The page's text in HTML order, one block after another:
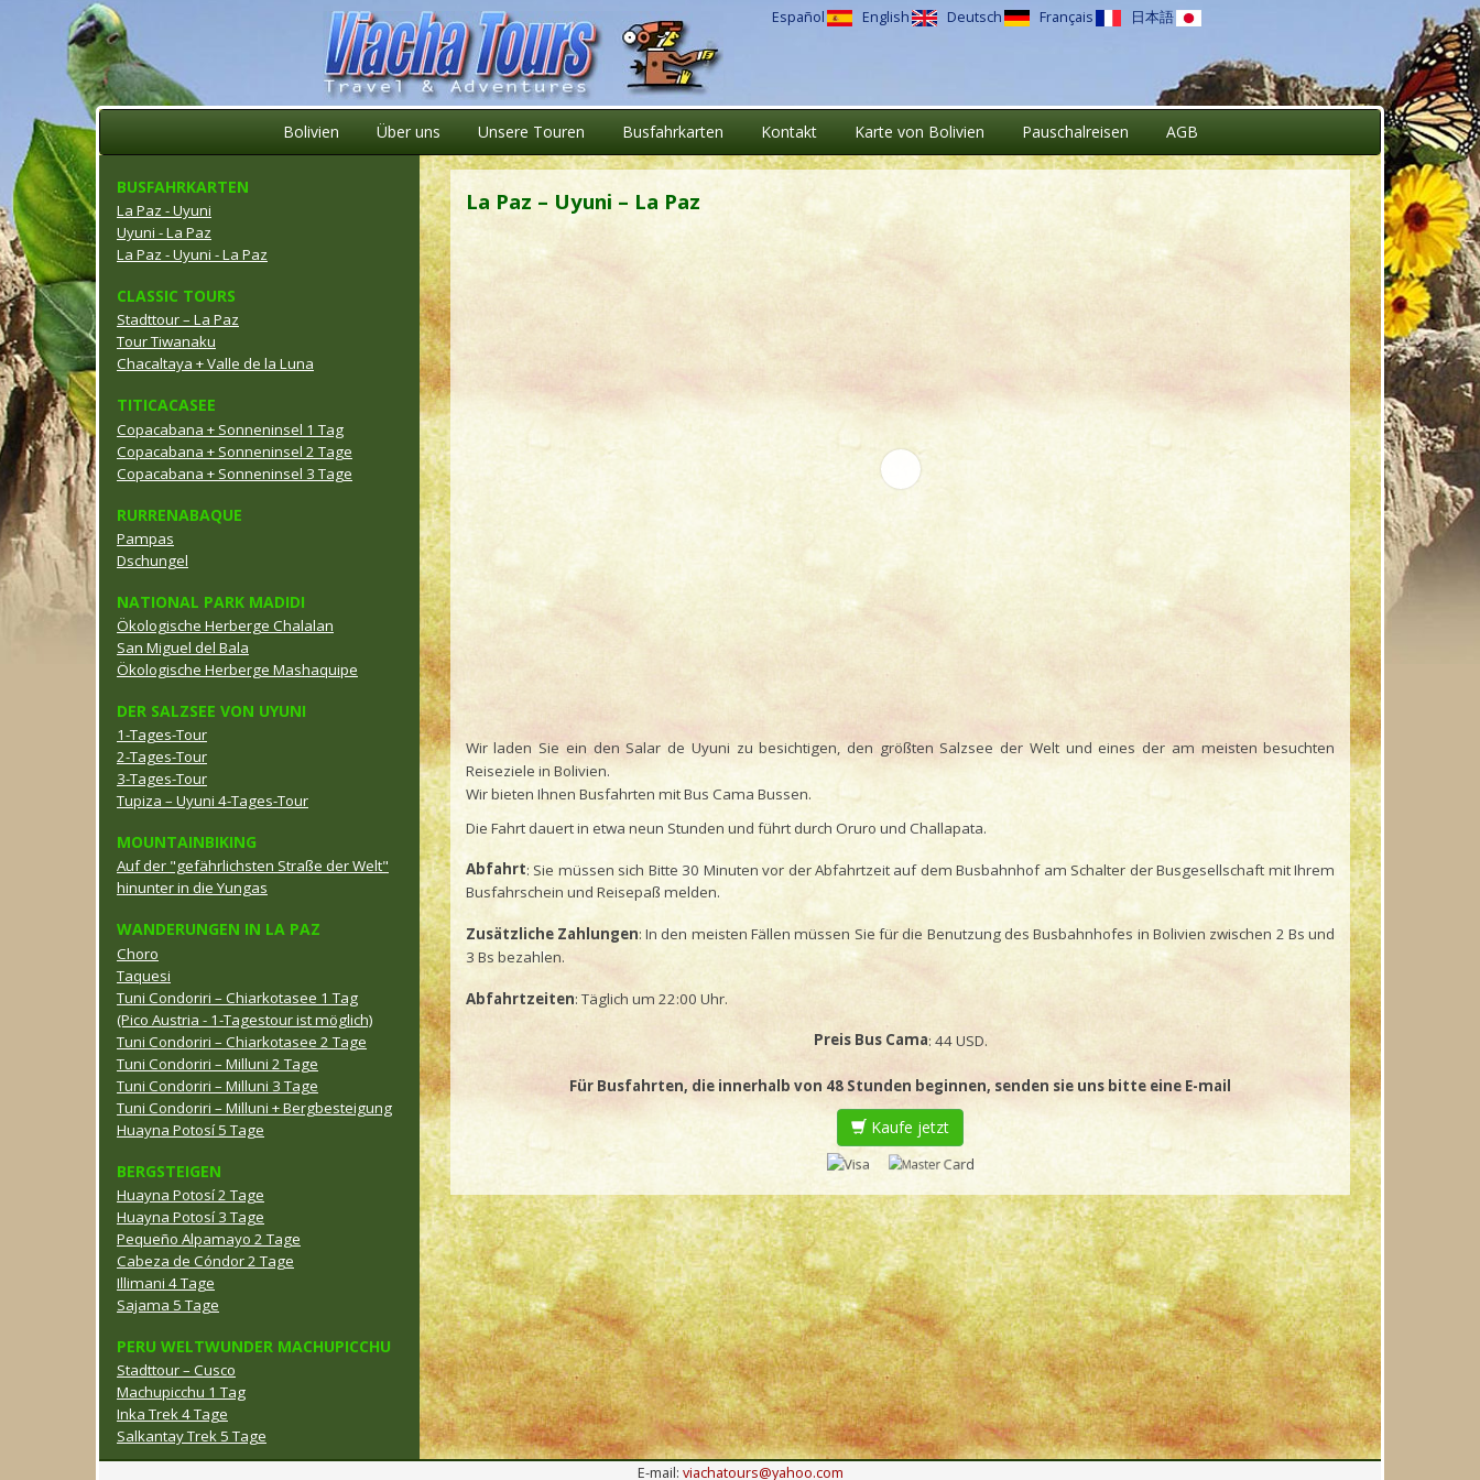
Español English Deutsch Français 日本語
Bolivien Über uns Unsere Touren Busfahrkarten Kontakt Karte von Bolivien Pauschalreisen AGB
BUSFAHRKARTEN
La Paz - Uyuni
Uyuni - La Paz
La Paz - Uyuni - La Paz
CLASSIC TOURS
Stadttour – La Paz
Tour Tiwanaku
Chacaltaya + Valle de la Luna
TITICACASEE
Copacabana + Sonneninsel 1 Tag
Copacabana + Sonneninsel 2 Tage
Copacabana + Sonneninsel 3 Tage
RURRENABAQUE
Pampas
Dschungel
NATIONAL PARK MADIDI
Ökologische Herberge Chalalan
San Miguel del Bala
Ökologische Herberge Mashaquipe
DER SALZSEE VON UYUNI
1-Tages-Tour
2-Tages-Tour
3-Tages-Tour
Tupiza – Uyuni 4-Tages-Tour
MOUNTAINBIKING
Auf der "gefährlichsten Straße der Welt"
hinunter in die Yungas
WANDERUNGEN IN LA PAZ
Choro
Taquesi
Tuni Condoriri – Chiarkotasee 1 Tag
(Pico Austria - 1-Tagestour ist möglich)
Tuni Condoriri – Chiarkotasee 2 Tage
Tuni Condoriri – Milluni 2 Tage
Tuni Condoriri – Milluni 3 Tage
Tuni Condoriri – Milluni + Bergbesteigung
Huayna Potosí 5 Tage
BERGSTEIGEN
Huayna Potosí 2 Tage
Huayna Potosí 3 Tage
Pequeño Alpamayo 2 Tage
Cabeza de Cóndor 2 Tage
Illimani 4 Tage
Sajama 5 Tage
PERU WELTWUNDER MACHUPICCHU
Stadttour – Cusco
Machupicchu 1 Tag
Inka Trek 4 Tage
Salkantay Trek 5 Tage
La Paz – Uyuni – La Paz
Wir laden Sie ein den Salar de Uyuni zu besichtigen, den größten Salzsee der Welt und eines der am meisten besuchten
Reiseziele in Bolivien.
Wir bieten Ihnen Busfahrten mit Bus Cama Bussen.
Die Fahrt dauert in etwa neun Stunden und führt durch Oruro und Challapata.
Abfahrt: Sie müssen sich Bitte 30 Minuten vor der Abfahrtzeit auf dem Busbahnhof am Schalter der Busgesellschaft mit Ihrem
Busfahrschein und Reisepaß melden.
Zusätzliche Zahlungen: In den meisten Fällen müssen Sie für die Benutzung des Busbahnhofes in Bolivien zwischen 2 Bs und
3 Bs bezahlen.
Abfahrtzeiten: Täglich um 22:00 Uhr.
Preis Bus Cama: 44 USD.
Für Busfahrten, die innerhalb von 48 Stunden beginnen, senden sie uns bitte eine E-mail
Kaufe jetzt
E-mail: viachatours@yahoo.com